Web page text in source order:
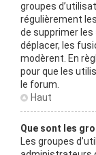
groupes
régulièrement
de supprimer les
déplacer, les
modèrent. En
pour que les
le forum.
Haut
Que sont les
Les groupes